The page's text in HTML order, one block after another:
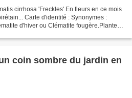
cirrhosa 'Freckles' En fleurs en ce mois
Carte d'identité : Synonymes :
d'hiver ou Clématite fougère.Plante
coin sombre du jardin en